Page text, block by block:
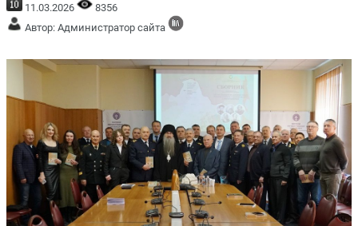
11.03.2026
8356
Автор: Администратор сайта